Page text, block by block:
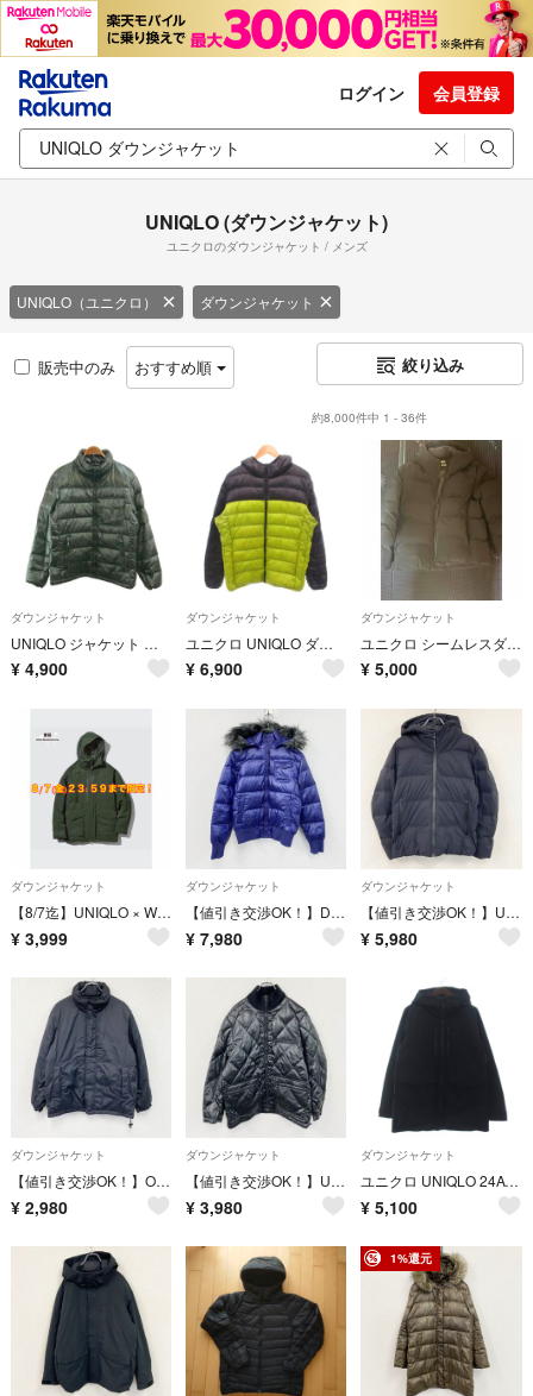
ログイン 会員登録
UNIQLO (ダウンジャケット)
ユニクロのダウンジャケット / メンズ
UNIQLO（ユニクロ） ダウンジャケット
販売中のみ おすすめ順 絞り込み
約8,000件中 1 - 36件
ダウンジャケット
UNIQLO ジャケット ダウンジャケット 上着 L ダークグリーン 無地 長袖
¥ 4,900
ダウンジャケット
ユニクロ UNIQLO ダウンジャケット L 黄緑 ライトグリーン フード付き
¥ 6,900
ダウンジャケット
ユニクロ シームレスダウン
¥ 5,000
ダウンジャケット
【8/7迄】UNIQLO × White Mountaineering ハイブリッドダウンオーバーサイズパーカ ダークグリーン L
¥ 3,999
ダウンジャケット
【値引き交渉OK！】Down Collection ダウンコレクション UNIQLO ユニクロ ダウンジャケット フーディー 紫 パープル Sサイズ 古着
¥ 7,980
ダウンジャケット
【値引き交渉OK！】UNIQLO ユニクロ ダウンジャケット ダウン90％ 黒 ブラック Lサイズ 古着
¥ 5,980
ダウンジャケット
【値引き交渉OK！】OLD UNIQLO オールドユニクロ パフジャケット 中綿ジャケット ダークグレー Mサイズ 古着
¥ 2,980
ダウンジャケット
【値引き交渉OK！】UNIQLO ユニクロ ダウンジャケット 黒 ブラック XLサイズ 古着
¥ 3,980
ダウンジャケット
ユニクロ UNIQLO 24AW ハイブリッドダウンパーカ 長袖 無地 黒 S
¥ 5,100
1%還元